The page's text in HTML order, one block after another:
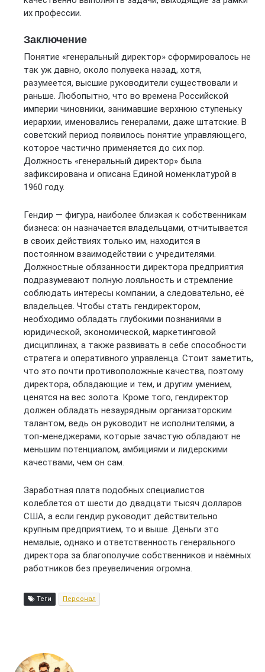
их профессии.
Заключение
Понятие «генеральный директор» сформировалось не
так уж давно, около полувека назад, хотя,
разумеется, высшие руководители существовали и
раньше. Любопытно, что во времена Российской
империи чиновники, занимавшие верхнюю ступеньку
иерархии, именовались генералами, даже штатские. В
советский период появилось понятие управляющего,
которое частично применяется до сих пор.
Должность «генеральный директор» была
зафиксирована и описана Единой номенклатурой в
1960 году.
Гендир — фигура, наиболее близкая к собственникам
бизнеса: он назначается владельцами, отчитывается
в своих действиях только им, находится в
постоянном взаимодействии с учредителями.
Должностные обязанности директора предприятия
подразумевают полную лояльность и стремление
соблюдать интересы компании, а следовательно, её
владельцев. Чтобы стать гендиректором,
необходимо обладать глубокими познаниями в
юридической, экономической, маркетинговой
дисциплинах, а также развивать в себе способности
стратега и оперативного управленца. Стоит заметить,
что это почти противоположные качества, поэтому
директора, обладающие и тем, и другим умением,
ценятся на вес золота. Кроме того, гендиректор
должен обладать незаурядным организаторским
талантом, ведь он руководит не исполнителями, а
топ-менеджерами, которые зачастую обладают не
меньшим потенциалом, амбициями и лидерскими
качествами, чем он сам.
Заработная плата подобных специалистов
колеблется от шести до двадцати тысяч долларов
США, а если гендир руководит действительно
крупным предприятием, то и выше. Деньги это
немалые, однако и ответственность генерального
директора за благополучие собственников и наёмных
работников без преувеличения огромна.
Теги Персонал